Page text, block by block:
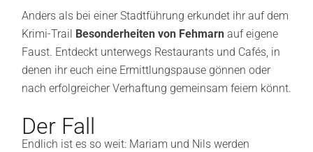
Anders als bei einer Stadtführung erkundet ihr auf dem
Krimi-Trail
Besonderheiten von Fehmarn auf eigene
Faust. Entdeckt unterwegs Restaurants und Cafés, in
denen ihr euch eine Ermittlungspause gönnen oder
nach erfolgreicher Verhaftung gemeinsam feiern könnt.
Der Fall
Endlich ist es so weit: Mariam und Nils werden